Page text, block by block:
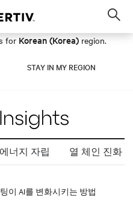
for Korean (Korea) region.
STAY IN MY REGION
에너지 자립 열 체인 진화
이 AI를 변화시키는 방법